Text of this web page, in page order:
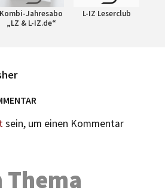
Kombi-Jahresabo
„LZ & L-IZ.de“
L-IZ Leserclub
sein, um einen Kommentar
Thema